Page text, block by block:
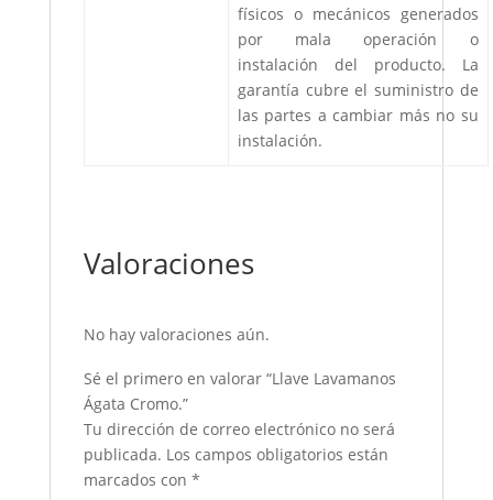
físicos o mecánicos generados
por mala operación o
instalación del producto. La
garantía cubre el suministro de
las partes a cambiar más no su
instalación.
Valoraciones
No hay valoraciones aún.
Sé el primero en valorar “Llave Lavamanos
Ágata Cromo.”
Tu dirección de correo electrónico no será
publicada. Los campos obligatorios están
marcados con *